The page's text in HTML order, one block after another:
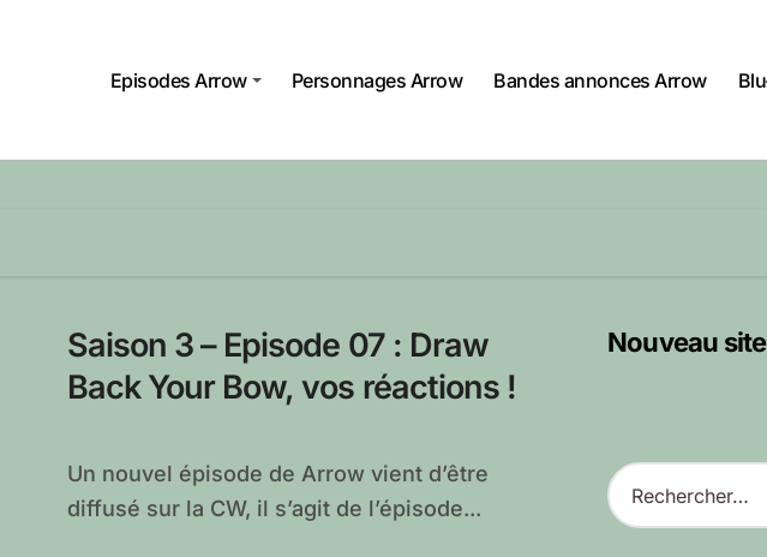
Episodes Arrow Personnages Arrow Bandes annonces Arrow
Saison 3 – Episode 07 : Draw
Back Your Bow, vos réactions !
Un nouvel épisode de Arrow vient d’être
diffusé sur la CW, il s’agit de l’épisode...
Nouveau site
R
e